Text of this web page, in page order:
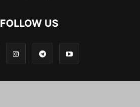
FOLLOW US